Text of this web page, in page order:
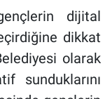
dijital
dikkat
olarak
sunduklarını